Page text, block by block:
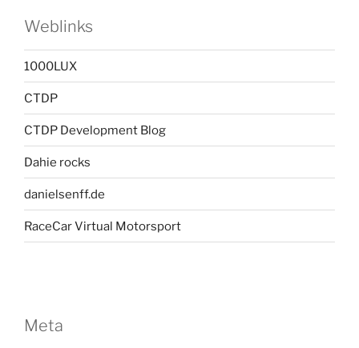
Weblinks
1000LUX
CTDP
CTDP Development Blog
Dahie rocks
danielsenff.de
RaceCar Virtual Motorsport
Meta